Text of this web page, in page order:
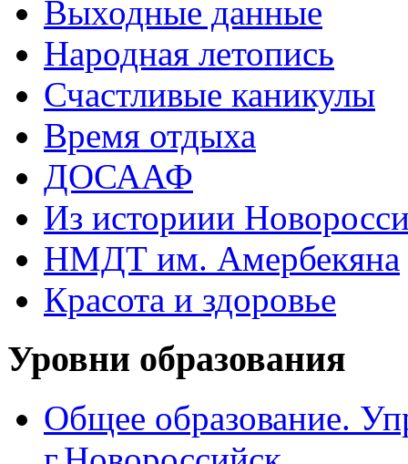
Выходные данные
Народная летопись
Счастливые каникулы
Время отдыха
ДОСААФ
Из историии
НМДТ им. Амербекяна
Красота и здоровье
Уровни образования
Общее образование.